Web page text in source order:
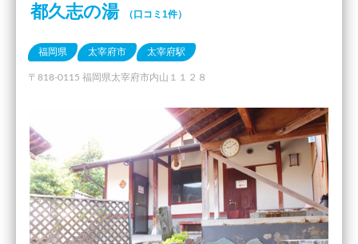
都久志の湯 （口コミ1件）
福岡県 太宰府市 太宰府駅
〒818-0115 福岡県太宰府市内山１１２８